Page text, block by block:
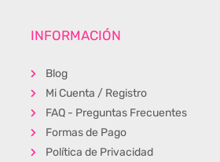
INFORMACIÓN
Blog
Mi Cuenta / Registro
FAQ - Preguntas Frecuentes
Formas de Pago
Política de Privacidad